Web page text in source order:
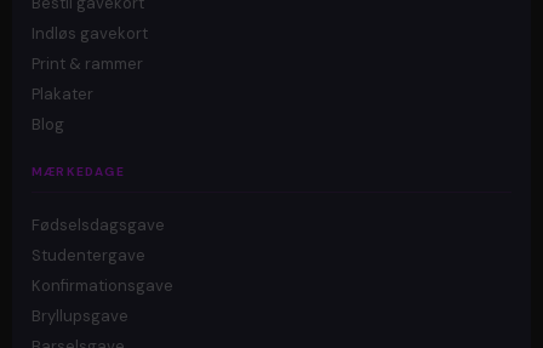
Indløs gavekort
Print & rammer
Plakater
Blog
MÆRKEDAGE
Fødselsdagsgave
Studentergave
Konfirmationsgave
Bryllupsgave